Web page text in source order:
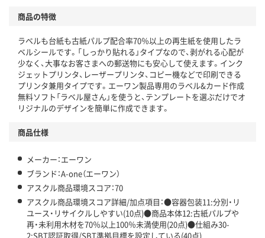
この商品の環境配慮ポイントです。下記商品詳細「
アスクル商品環境スコア詳細／加点項目
」で確認できます。
商品の特徴
ラベルも台紙も古紙パルプ配合率70％以上の再生紙を使用したラ
ベルシールです。「しっかり貼れる」タイプなので、剥がれる心配が
少なく、大事なお客さまへの郵送物にも安心して使えます。インク
ジェットプリンタ、レーザープリンタ、コピー機などで印刷できる
プリンタ兼用タイプです。エーワン製品専用のラベル&カード作成
無料ソフト「ラベル屋さん」を使うと、テンプレートを選ぶだけでオ
リジナルのデザインを簡単に作成できます。
商品仕様
メーカー：エーワン
ブランド：A-one（エーワン）
アスクル商品環境スコア：70
アスクル商品環境スコア詳細/加点項目：●容器包装11:分別・リ
ユース・リサイクルしやすい(10点)●商品本体12:古紙パルプや
再・未利用木材を70％以上100％未満使用(20点)●仕組み30-
2:SBT認証取得/SBT準拠目標を設定している(40点)